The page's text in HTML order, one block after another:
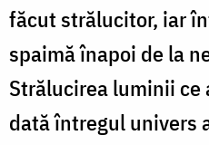
făcut strălucitor, iar
spaimă înapoi de la
Strălucirea luminii
dată întregul univers